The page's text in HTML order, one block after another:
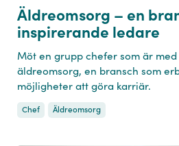
Äldreomsorg – en
inspirerande ledare
Möt en grupp chefer som är
äldreomsorg, en bransch som
möjligheter att göra karriär.
Chef Äldreomsorg